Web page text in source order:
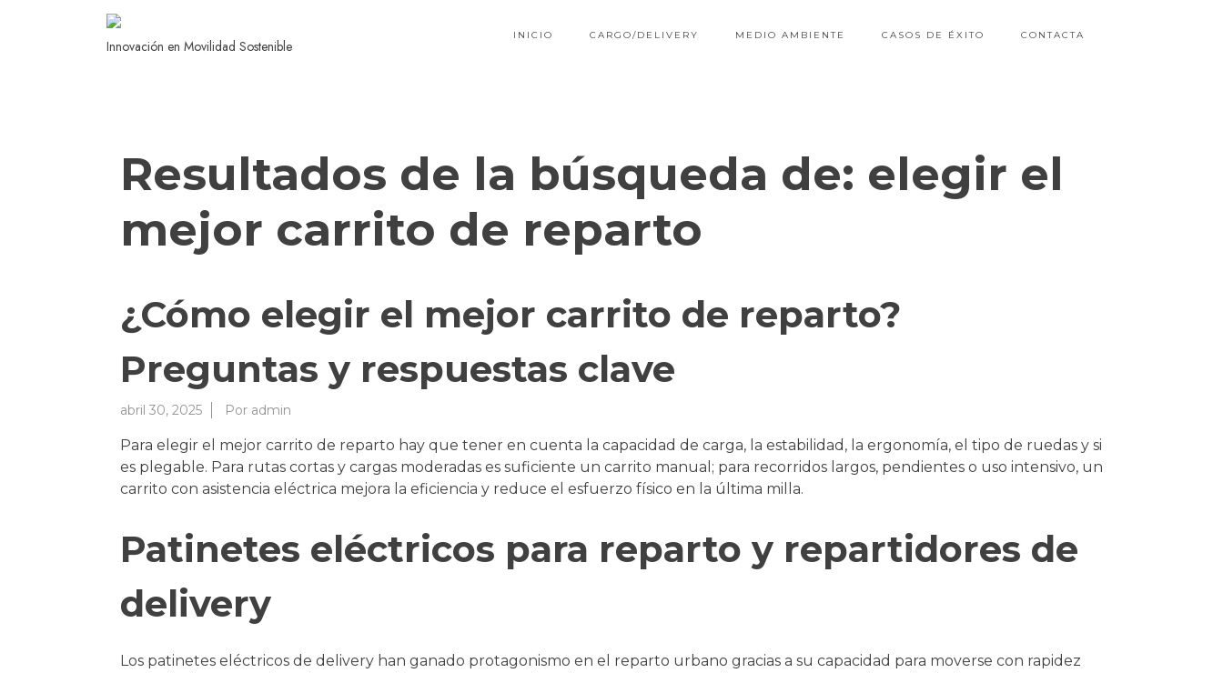
Innovación en Movilidad Sostenible
INICIO CARGO/DELIVERY MEDIO AMBIENTE CASOS DE ÉXITO CONTACTA
Resultados de la búsqueda de: elegir el
mejor carrito de reparto
¿Cómo elegir el mejor carrito de reparto?
Preguntas y respuestas clave
abril 30, 2025 Por admin
Para elegir el mejor carrito de reparto hay que tener en cuenta la capacidad de carga, la estabilidad, la ergonomía, el tipo de ruedas y si
es plegable. Para rutas cortas y cargas moderadas es suficiente un carrito manual; para recorridos largos, pendientes o uso intensivo, un
carrito con asistencia eléctrica mejora la eficiencia y reduce el esfuerzo físico en la última milla.
Patinetes eléctricos para reparto y repartidores de
delivery
Los patinetes eléctricos de delivery han ganado protagonismo en el reparto urbano gracias a su capacidad para moverse con rapidez